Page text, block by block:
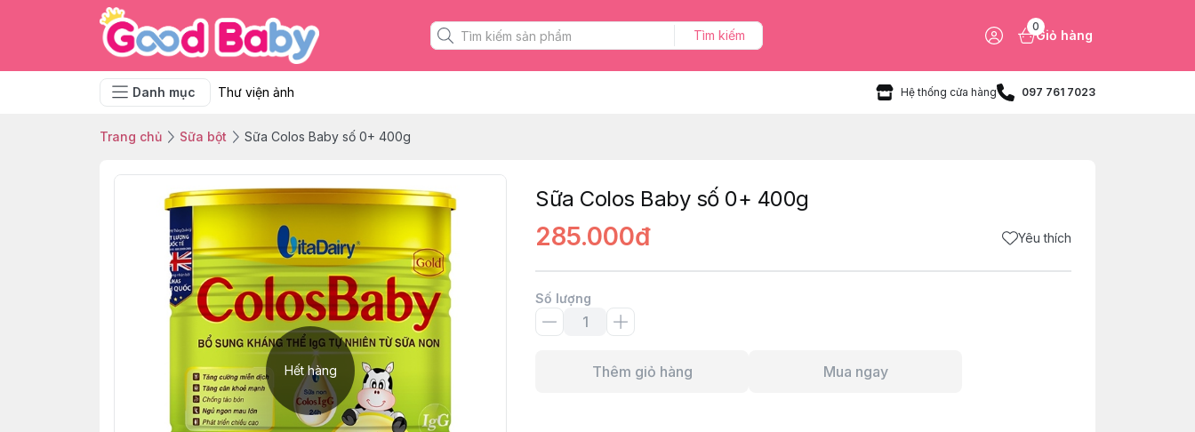
Tìm kiếm
0
Giỏ hàng
Danh mục Thư viện ảnh Hệ thống cửa hàng 097 761 7023
Trang chủ Sữa bột Sữa Colos Baby số 0+ 400g
Hết hàng
Sữa Colos Baby số 0+ 400g
285.000đ Yêu thích
Số lượng
Thêm giỏ hàng Mua ngay